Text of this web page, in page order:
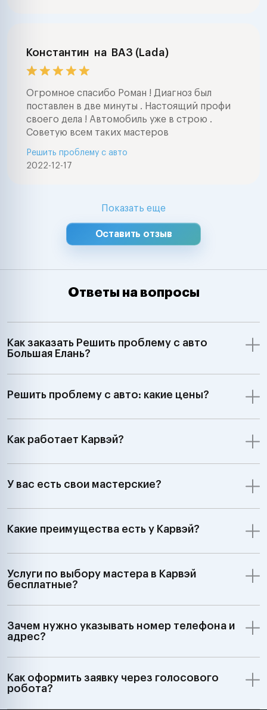
Константин на ВАЗ (Lada)
Огромное спасибо Роман ! Диагноз был
поставлен в две минуты . Настоящий профи
своего дела ! Автомобиль уже в строю .
Советую всем таких мастеров
2022-12-17
Решить проблему с авто
Показать еще
Оставить отзыв
Ответы на вопросы
Как заказать Решить проблему с авто
Большая Елань?
Решить проблему с авто: какие цены?
Как работает Карвэй?
У вас есть свои мастерские?
Какие преимущества есть у Карвэй?
Услуги по выбору мастера в Карвэй
бесплатные?
Зачем нужно указывать номер телефона и
адрес?
Как оформить заявку через голосового
робота?